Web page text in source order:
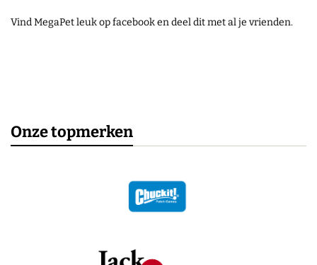
Vind MegaPet leuk op facebook en deel dit met al je vrienden.
Onze topmerken